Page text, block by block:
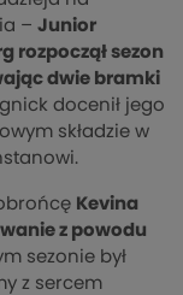
– Junior
rozpoczął sezon
dwie bramki
docenił jego
składzie w
Kevina
z powodu
sezonie był
z sercem